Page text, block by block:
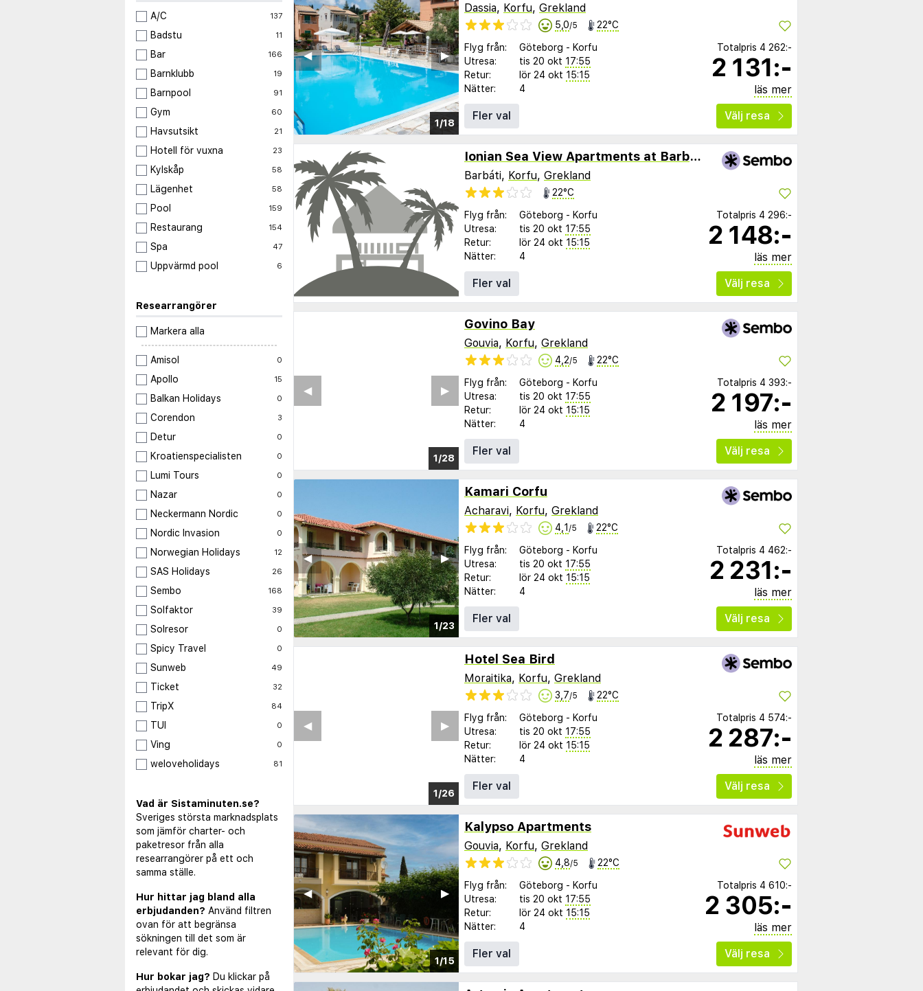
A/C 137
Badstu 11
Bar 166
Barnklubb 19
Barnpool 91
Gym 60
Havsutsikt 21
Hotell för vuxna 23
Kylskåp 58
Lägenhet 58
Pool 159
Restaurang 154
Spa 47
Uppvärmd pool 6
Researrangörer
Markera alla
Amisol 0
Apollo 15
Balkan Holidays 0
Corendon 3
Detur 0
Kroatienspecialisten 0
Lumi Tours 0
Nazar 0
Neckermann Nordic 0
Nordic Invasion 0
Norwegian Holidays 12
SAS Holidays 26
Sembo 168
Solfaktor 39
Solresor 0
Spicy Travel 0
Sunweb 49
Ticket 32
TripX 84
TUI 0
Ving 0
weloveholidays 81
Vad är Sistaminuten.se?
Sveriges största marknadsplats
som jämför charter- och
paketresor från alla
researrangörer på ett och
samma ställe.
Hur hittar jag bland alla
erbjudanden? Använd filtren
ovan för att begränsa
sökningen till det som är
relevant för dig.
Hur bokar jag? Du klickar på
1/18
▶︎
◀︎
Dassia, Korfu, Grekland
5,0/5 22°C
Flyg från: Göteborg - Korfu
Utresa:
tis 20 okt 17:55
Retur:
lör 24 okt 15:15
Nätter:
4
Totalpris 4 262:-
2 131:-
läs mer
Fler val
Välj resa
Ionian Sea View Apartments at Barbati by Konnect
Barbáti, Korfu, Grekland
22°C
Flyg från: Göteborg - Korfu
Utresa:
tis 20 okt 17:55
Retur:
lör 24 okt 15:15
Nätter:
4
Totalpris 4 296:-
2 148:-
läs mer
Fler val
Välj resa
1/23
▶︎
◀︎
Govino Bay
Gouvia, Korfu, Grekland
4,2/5 22°C
Flyg från: Göteborg - Korfu
Utresa:
tis 20 okt 17:55
Retur:
lör 24 okt 15:15
Nätter:
4
Totalpris 4 393:-
2 197:-
läs mer
Fler val
Välj resa
1/23
▶︎
◀︎
Kamari Corfu
Acharavi, Korfu, Grekland
4,1 /5 22°C
Flyg från: Göteborg - Korfu
Utresa:
tis 20 okt 17:55
Retur:
lör 24 okt 15:15
Nätter:
4
Totalpris 4 462:-
2 231:-
läs mer
Fler val
Välj resa
1/21
▶︎
◀︎
Hotel Sea Bird
Moraitika, Korfu, Grekland
3,7/5 22°C
Flyg från: Göteborg - Korfu
Utresa:
tis 20 okt 17:55
Retur:
lör 24 okt 15:15
Nätter:
4
Totalpris 4 574:-
2 287:-
läs mer
Fler val
Välj resa
1/15
▶︎
◀︎
Kalypso Apartments
Gouvia, Korfu, Grekland
4,8/5 22°C
Flyg från: Göteborg - Korfu
Utresa:
tis 20 okt 17:55
Retur:
lör 24 okt 15:15
Nätter:
4
Totalpris 4 610:-
2 305:-
läs mer
Fler val
Välj resa